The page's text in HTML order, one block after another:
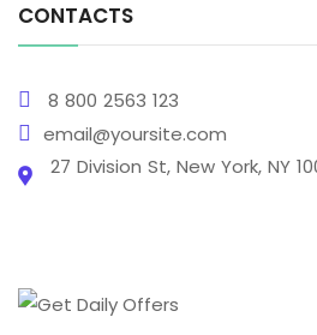
CONTACTS
8 800 2563 123
email@yoursite.com
27 Division St, New York, NY